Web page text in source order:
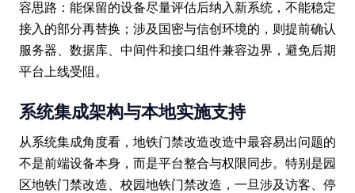
容思路：能保留的设备尽量评估后纳入新系统，不能稳定
接入的部分再替换；涉及国密与信创环境的，则提前确认
服务器、数据库、中间件和接口组件兼容边界，避免后期
平台上线受阻。
系统集成架构与本地实施支持
从系统集成角度看，地铁门禁改造改造中最容易出问题的
不是前端设备本身，而是平台整合与权限同步。特别是园
区地铁门禁改造、校园地铁门禁改造，一旦涉及访客、停